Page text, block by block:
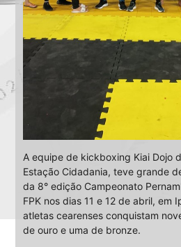
A equipe de kickboxing Kiai Dojo
Estação Cidadania, teve grande
da 8° edição Campeonato
FPK nos dias 11 e 12 de abril, em
atletas cearenses conquistam
de ouro e uma de bronze.